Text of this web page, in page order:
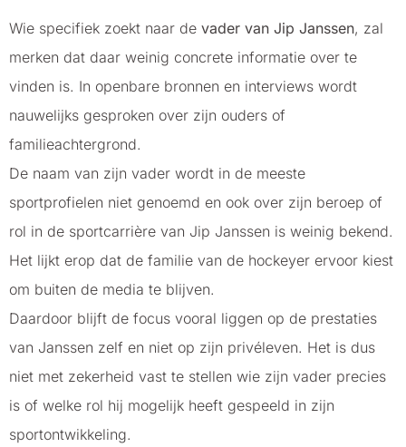
Wie specifiek zoekt naar de vader van Jip Janssen, zal
merken dat daar weinig concrete informatie over te
vinden is. In openbare bronnen en interviews wordt
nauwelijks gesproken over zijn ouders of
familieachtergrond.
De naam van zijn vader wordt in de meeste
sportprofielen niet genoemd en ook over zijn beroep of
rol in de sportcarrière van Jip Janssen is weinig bekend.
Het lijkt erop dat de familie van de hockeyer ervoor kiest
om buiten de media te blijven.
Daardoor blijft de focus vooral liggen op de prestaties
van Janssen zelf en niet op zijn privéleven. Het is dus
niet met zekerheid vast te stellen wie zijn vader precies
is of welke rol hij mogelijk heeft gespeeld in zijn
sportontwikkeling.